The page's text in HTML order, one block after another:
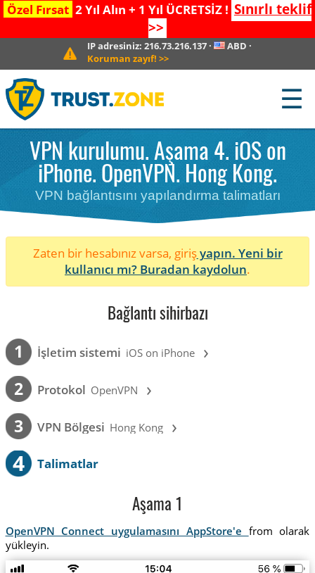
Özel Fırsat 2 Yıl Alın + 1 Yıl ÜCRETSİZ ! Sınırlı teklif
>>
IP adresiniz:216.73.216.137 · ABD ·
Koruman zayıf! >>
☰
VPN kurulumu. Aşama 4. iOS on
iPhone. OpenVPN. Hong Kong.
VPN bağlantısını yapılandırma talimatları
Zaten bir hesabınız varsa, girişyapın. Yeni bir
kullanıcı mı? Buradan kaydolun.
Bağlantı sihirbazı
1 İşletim sistemi iOS on iPhone ›
2 Protokol OpenVPN ›
3 VPN Bölgesi Hong Kong ›
4 Talimatlar
Aşama 1
OpenVPN Connect uygulamasını AppStore'e from olarak
yükleyin.